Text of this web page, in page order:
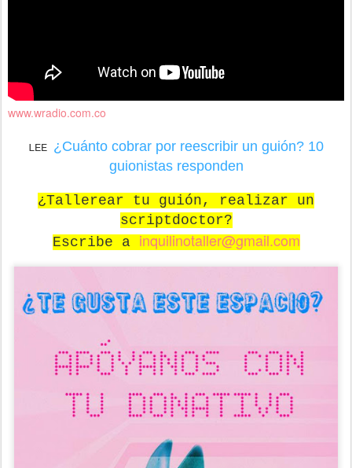
www.wradio.com.co
LEE ¿Cuánto cobrar por reescribir un guión? 10
guionistas responden
¿Tallerear tu guión, realizar un
scriptdoctor?
Escribe a inquilinotaller@gmail.com